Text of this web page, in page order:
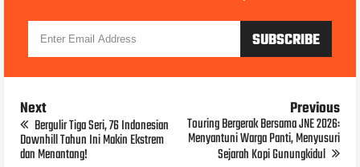
Next
Bergulir Tiga Seri, 76 Indonesian
Downhill Tahun Ini Makin Ekstrem
dan Menantang!
Previous
Touring Bergerak Bersama JNE 2026:
Menyantuni Warga Panti, Menyusuri
Sejarah Kopi Gunungkidul